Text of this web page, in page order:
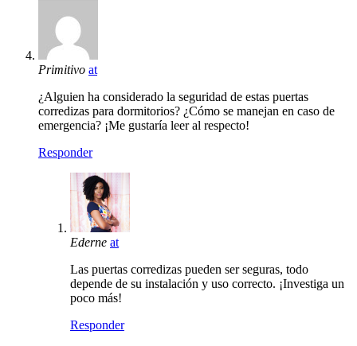
Primitivo at
¿Alguien ha considerado la seguridad de estas puertas
corredizas para dormitorios? ¿Cómo se manejan en caso de
emergencia? ¡Me gustaría leer al respecto!
Responder
Ederne at
Las puertas corredizas pueden ser seguras, todo
depende de su instalación y uso correcto. ¡Investiga un
poco más!
Responder